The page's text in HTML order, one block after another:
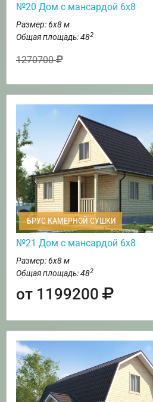
№20 Дом с мансардой 6х8
Размер: 6х8 м
Общая площадь: 482
1270700
БРУС КАМЕРНОЙ СУШКИ
№21 Дом с мансардой 6х8
Размер: 6х8 м
Общая площадь: 482
от 1199200